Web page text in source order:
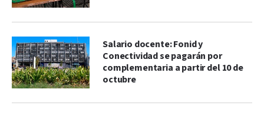
Salario docente: Fonid y
Conectividad se pagarán por
complementaria a partir del 10 de
octubre